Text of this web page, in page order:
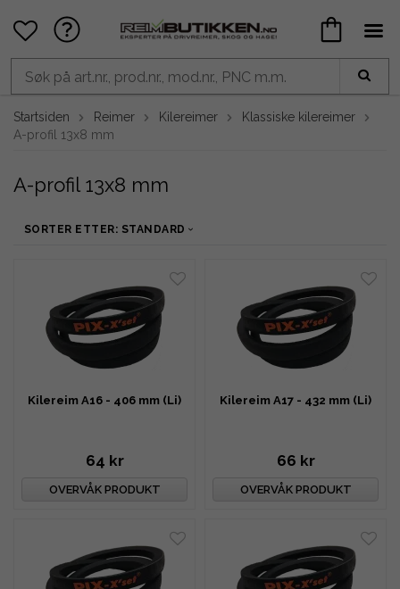
Startsiden Reimer Kilereimer
Klassiske kilereimer
A-profil 13x8 mm
A-profil 13x8 mm
SORTER ETTER: STANDARD
Kilereim A16 - 406 mm (Li)
64 kr
OVERVÅK PRODUKT
Kilereim A17 - 432 mm (Li)
66 kr
OVERVÅK PRODUKT